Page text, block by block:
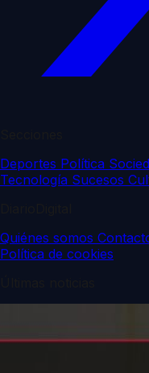
Deportes Política
Tecnología Sucesos
Quiénes somos
Política de cookies